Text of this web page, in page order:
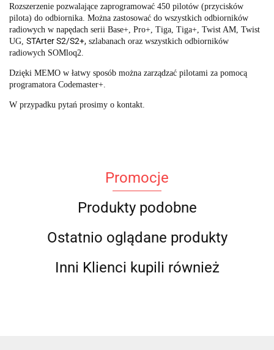
Rozszerzenie pozwalające zaprogramować 450 pilotów (przycisków
pilota) do odbiornika. Można zastosować do wszystkich odbiorników
radiowych w napędach serii Base+, Pro+, Tiga, Tiga+, Twist AM, Twist
UG, STArter S2/S2+, szlabanach oraz wszystkich odbiorników
radiowych SOMloq2.
Dzięki MEMO w łatwy sposób można zarządzać pilotami za pomocą
programatora Codemaster+.
W przypadku pytań prosimy o kontakt.
Promocje
Produkty podobne
Ostatnio oglądane produkty
Inni Klienci kupili również